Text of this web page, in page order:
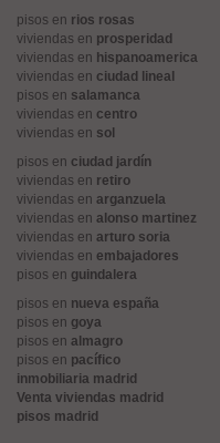
pisos en rios rosas
viviendas en prosperidad
viviendas en hispanoamerica
viviendas en ciudad lineal
pisos en salamanca
viviendas en centro
viviendas en sol
pisos en ciudad jardín
viviendas en retiro
viviendas en arganzuela
viviendas en alonso martinez
viviendas en arturo soria
viviendas en embajadores
pisos en guindalera
pisos en nueva españa
pisos en goya
pisos en almagro
pisos en pacífico
inmobiliaria madrid
Venta viviendas madrid
pisos madrid